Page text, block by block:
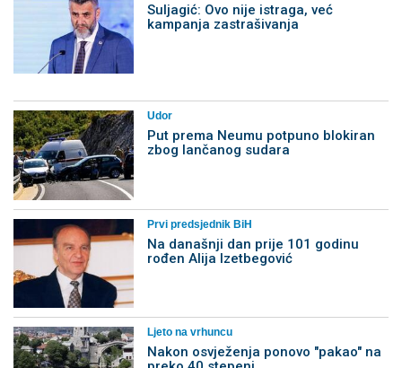
Suljagić: Ovo nije istraga, već
kampanja zastrašivanja
Udor
Put prema Neumu potpuno blokiran
zbog lančanog sudara
Prvi predsjednik BiH
Na današnji dan prije 101 godinu
rođen Alija Izetbegović
Ljeto na vrhuncu
Nakon osvježenja ponovo "pakao" na